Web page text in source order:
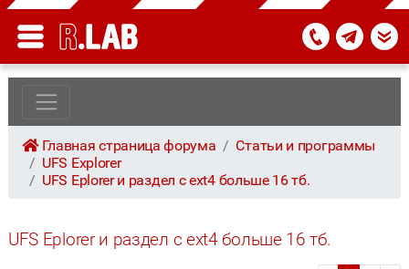
Главная страница форума
Статьи и программы
UFS Explorer
UFS Eplorer и раздел с ext4 больше 16 тб.
UFS Eplorer и раздел с ext4 больше 16 тб.